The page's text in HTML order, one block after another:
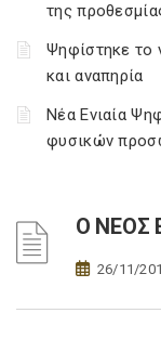
της
Ψηφίστηκε το
και αναπηρία
Νέα Ενιαία
φυσικών
Ο ΝΕΟΣ
26/11/